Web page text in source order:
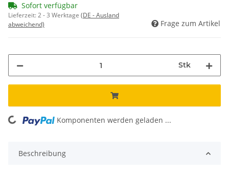
Sofort verfügbar
Lieferzeit:2 - 3 Werktage (DE - Ausland
abweichend)
Frage zum Artikel
Stk
Loading... Komponenten werden geladen ...
Beschreibung